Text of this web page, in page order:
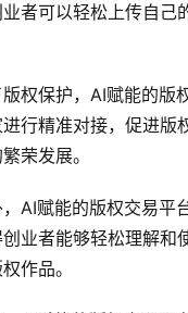
者可以轻松上传自己
版权保护，AI赋能的版
行精准对接，促进版
荣发展。
，AI赋能的版权交易平
业者能够轻松理解和
作品。